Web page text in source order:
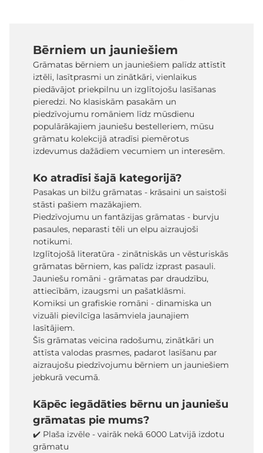
Bērniem un jauniešiem
Grāmatas bērniem un jauniešiem palīdz attīstīt
iztēli, lasītprasmi un zinātkāri, vienlaikus
piedāvājot priekpilnu un izglītojošu lasīšanas
pieredzi. No klasiskām pasakām un
piedzīvojumu romāniem līdz mūsdienu
populārākajiem jauniešu bestelleriem, mūsu
grāmatu kolekcijā atradīsi piemērotus
izdevumus dažādiem vecumiem un interesēm.
Ko atradīsi šajā kategorijā?
Pasakas un bilžu grāmatas - krāsaini un saistoši
stāsti pašiem mazākajiem.
Piedzīvojumu un fantāzijas grāmatas - burvju
pasaules, neparasti tēli un elpu aizraujoši
notikumi.
Izglītojošā literatūra - zinātniskās un vēsturiskās
grāmatas bērniem, kas palīdz izprast pasauli.
Jauniešu romāni - grāmatas par draudzību,
attiecībām, izaugsmi un pašatklāsmi.
Komiksi un grafiskie romāni - dinamiska un
vizuāli pievilcīga lasāmviela jaunajiem
lasītājiem.
Šīs grāmatas veicina radošumu, zinātkāri un
attīsta valodas prasmes, padarot lasīšanu par
aizraujošu piedzīvojumu bērniem un jauniešiem
jebkurā vecumā.
Kāpēc iegādāties bērnu un jauniešu
grāmatas pie mums?
✔️ Plaša izvēle - vairāk nekā 6000 Latvijā izdotu
grāmatu